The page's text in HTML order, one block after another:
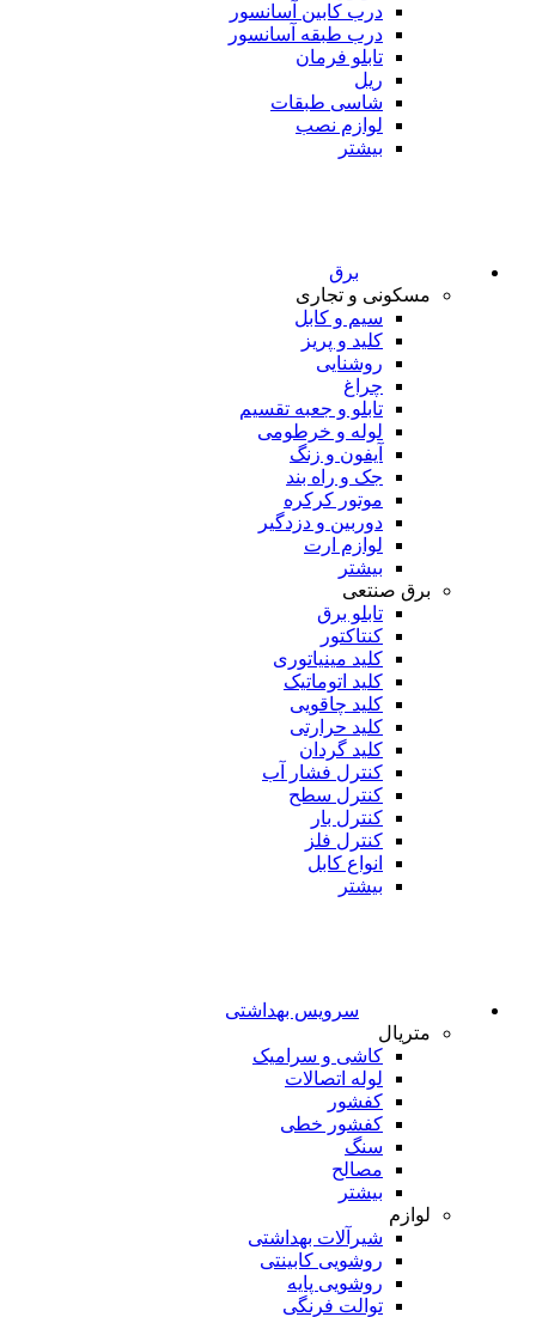
درب کابین آسانسور
درب طبقه آسانسور
تابلو فرمان
ریل
شاسی طبقات
لوازم نصب
بیشتر
برق
مسکونی و تجاری
سیم و کابل
کلید و پریز
روشنایی
چراغ
تابلو و جعبه تقسیم
لوله و خرطومی
آیفون و زنگ
جک و راه بند
موتور کرکره
دوربین و دزدگیر
لوازم ارت
بیشتر
برق صنتعی
تابلو برق
کنتاکتور
کلید مینیاتوری
کلید اتوماتیک
کلید چاقویی
کلید حرارتی
کلید گردان
کنترل فشار آب
کنترل سطح
کنترل بار
کنترل فلز
انواع کابل
بیشتر
سرویس بهداشتی
متریال
کاشی و سرامیک
لوله اتصالات
کفشور
کفشور خطی
سنگ
مصالح
بیشتر
لوازم
شیرآلات بهداشتی
روشویی کابینتی
روشویی پایه
توالت فرنگی